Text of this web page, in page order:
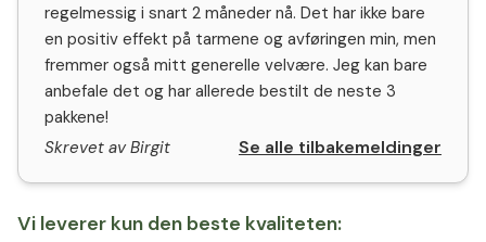
regelmessig i snart 2 måneder nå. Det har ikke bare
en positiv effekt på tarmene og avføringen min, men
fremmer også mitt generelle velvære. Jeg kan bare
anbefale det og har allerede bestilt de neste 3
pakkene!
Skrevet av Birgit
Se alle tilbakemeldinger
Vi leverer kun den beste kvaliteten: